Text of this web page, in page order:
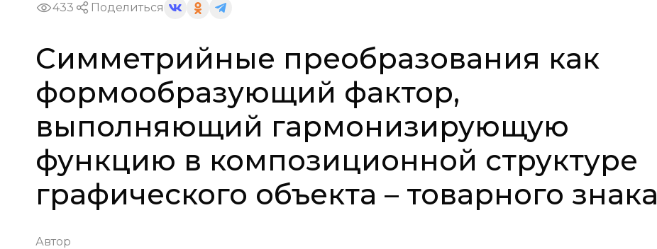
433 Поделиться
Симметрийные преобразования как
формообразующий фактор,
выполняющий гармонизирующую
функцию в композиционной структуре
графического объекта – товарного знака
Автор